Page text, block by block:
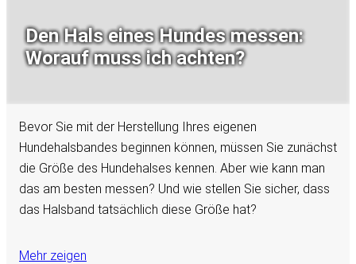
Den Hals eines Hundes messen:
Worauf muss ich achten?
Bevor Sie mit der Herstellung Ihres eigenen
Hundehalsbandes beginnen können, müssen Sie zunächst
die Größe des Hundehalses kennen. Aber wie kann man
das am besten messen? Und wie stellen Sie sicher, dass
das Halsband tatsächlich diese Größe hat?
Mehr zeigen